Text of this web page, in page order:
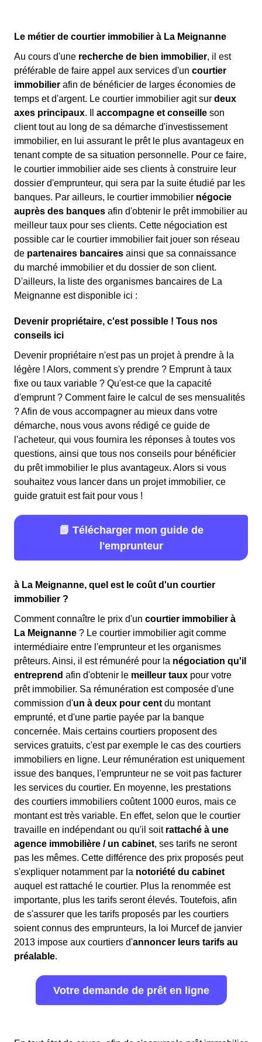
Le métier de courtier immobilier à La Meignanne
Au cours d'une recherche de bien immobilier, il est
préférable de faire appel aux services d'un courtier
immobilier afin de bénéficier de larges économies de
temps et d'argent. Le courtier immobilier agit sur deux
axes principaux. Il accompagne et conseille son
client tout au long de sa démarche d'investissement
immobilier, en lui assurant le prêt le plus avantageux en
tenant compte de sa situation personnelle. Pour ce faire,
le courtier immobilier aide ses clients à construire leur
dossier d'emprunteur, qui sera par la suite étudié par les
banques. Par ailleurs, le courtier immobilier négocie
auprès des banques afin d'obtenir le prêt immobilier au
meilleur taux pour ses clients. Cette négociation est
possible car le courtier immobilier fait jouer son réseau
de partenaires bancaires ainsi que sa connaissance
du marché immobilier et du dossier de son client.
D'ailleurs, la liste des organismes bancaires de La
Meignanne est disponible ici :
Devenir propriétaire, c'est possible ! Tous nos
conseils ici
Devenir propriétaire n'est pas un projet à prendre à la
légère ! Alors, comment s'y prendre ? Emprunt à taux
fixe ou taux variable ? Qu'est-ce que la capacité
d'emprunt ? Comment faire le calcul de ses mensualités
? Afin de vous accompagner au mieux dans votre
démarche, nous vous avons rédigé ce guide de
l'acheteur, qui vous fournira les réponses à toutes vos
questions, ainsi que tous nos conseils pour bénéficier
du prêt immobilier le plus avantageux. Alors si vous
souhaitez vous lancer dans un projet immobilier, ce
guide gratuit est fait pour vous !
📗 Télécharger mon guide de
l'emprunteur
à La Meignanne, quel est le coût d'un courtier
immobilier ?
Comment connaître le prix d'un courtier immobilier à
La Meignanne ? Le courtier immobilier agit comme
intermédiaire entre l'emprunteur et les organismes
prêteurs. Ainsi, il est rémunéré pour la négociation qu'il
entreprend afin d'obtenir le meilleur taux pour votre
prêt immobilier. Sa rémunération est composée d'une
commission d'un à deux pour cent du montant
emprunté, et d'une partie payée par la banque
concernée. Mais certains courtiers proposent des
services gratuits, c'est par exemple le cas des courtiers
immobiliers en ligne. Leur rémunération est uniquement
issue des banques, l'emprunteur ne se voit pas facturer
les services du courtier. En moyenne, les prestations
des courtiers immobiliers coûtent 1000 euros, mais ce
montant est très variable. En effet, selon que le courtier
travaille en indépendant ou qu'il soit rattaché à une
agence immobilière / un cabinet, ses tarifs ne seront
pas les mêmes. Cette différence des prix proposés peut
s'expliquer notamment par la notoriété du cabinet
auquel est rattaché le courtier. Plus la renommée est
importante, plus les tarifs seront élevés. Toutefois, afin
de s'assurer que les tarifs proposés par les courtiers
soient connus des emprunteurs, la loi Murcef de janvier
2013 impose aux courtiers d'annoncer leurs tarifs au
préalable.
Votre demande de prêt en ligne